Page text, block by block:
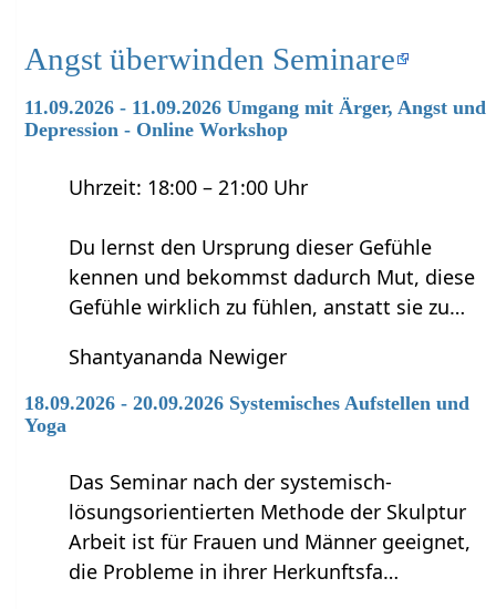
Angst überwinden Seminare
11.09.2026 - 11.09.2026 Umgang mit Ärger, Angst und
Depression - Online Workshop
Uhrzeit: 18:00 – 21:00 Uhr
Du lernst den Ursprung dieser Gefühle
kennen und bekommst dadurch Mut, diese
Gefühle wirklich zu fühlen, anstatt sie zu…
Shantyananda Newiger
18.09.2026 - 20.09.2026 Systemisches Aufstellen und
Yoga
Das Seminar nach der systemisch-
lösungsorientierten Methode der Skulptur
Arbeit ist für Frauen und Männer geeignet,
die Probleme in ihrer Herkunftsfa…